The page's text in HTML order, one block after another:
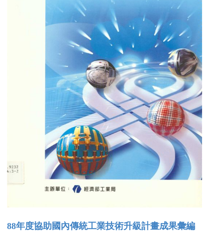
88年度協助國內傳統工業技術升級計畫成果彙編